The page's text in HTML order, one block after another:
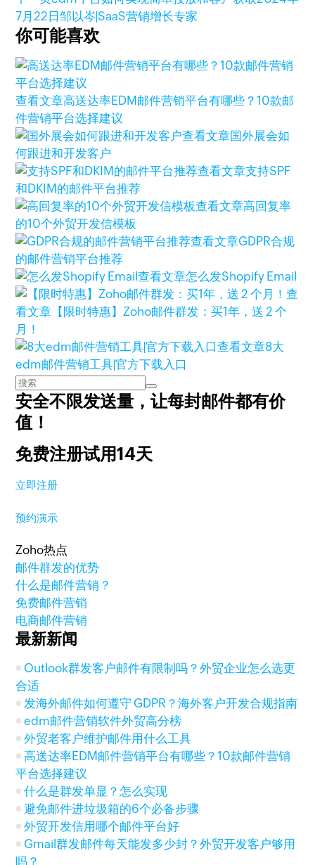
7月22日邹以岑|SaaS营销增长专家
你可能喜欢
查看文章高送达率EDM邮件营销平台有哪些？10款邮
件营销平台选择建议
查看文章国外展会如
何跟进和开发客户
查看文章支持SPF
和DKIM的邮件平台推荐
查看文章高回复率
的10个外贸开发信模板
查看文章GDPR合规
的邮件营销平台推荐
查看文章怎么发Shopify Email
查
看文章 【限时特惠】Zoho邮件群发：买1年，送 2 个
月！
查看文章8大
edm邮件营销工具|官方下载入口
安全不限发送量，让每封邮件都有价
值！
免费注册试用14天
立即注册
预约演示
Zoho热点
邮件群发的优势
什么是邮件营销？
免费邮件营销
电商邮件营销
最新新闻
Outlook群发客户邮件有限制吗？外贸企业怎么选更
合适
发海外邮件如何遵守 GDPR？海外客户开发合规指南
edm邮件营销软件外贸高分榜
外贸老客户维护邮件用什么工具
高送达率EDM邮件营销平台有哪些？10款邮件营销
平台选择建议
什么是群发单显？怎么实现
避免邮件进垃圾箱的6个必备步骤
外贸开发信用哪个邮件平台好
Gmail群发邮件每天能发多少封？外贸开发客户够用
吗？